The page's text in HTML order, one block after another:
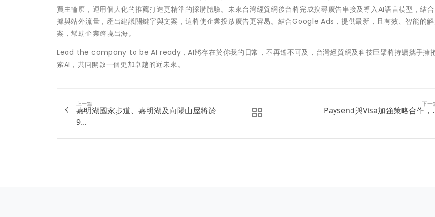
買主輪廓，運用個人化的推薦打造更精準的採購體驗。未來台灣經貿網後台將完成搜尋廣告串接及導入AI語言模型，結
據與站外流量，產出建議關鍵字與文案，這將使企業投放廣告更容易。結合Google Ads，提供最新，且有效、智能的
案，幫助企業跨境出海。
Lead the company to be AI ready，AI將存在於你我的日常，不再遙不可及，台灣經貿網及科技巨擘將持續攜手擁
索AI，共同開啟一個更加卓越的近未來。
上一篇
嘉明湖國家步道、嘉明湖及向陽山屋將於
9...
下一
Paysend與Visa加強策略合作，